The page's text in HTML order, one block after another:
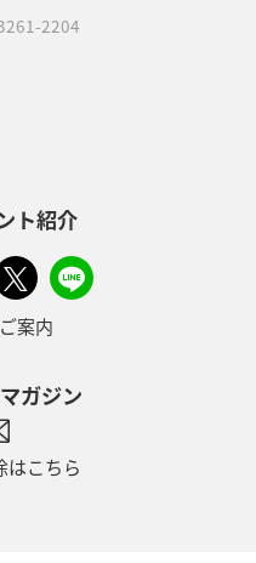
2204
ト紹介
案内
ガジン
はこちら